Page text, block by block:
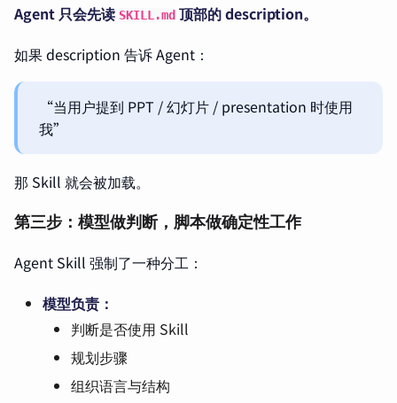
Agent 只会先读 SKILL.md 顶部的 description。
如果 description 告诉 Agent：
“当用户提到 PPT / 幻灯片 / presentation 时使用
我”
那 Skill 就会被加载。
第三步：模型做判断，脚本做确定性工作
Agent Skill 强制了一种分工：
模型负责：
判断是否使用 Skill
规划步骤
组织语言与结构